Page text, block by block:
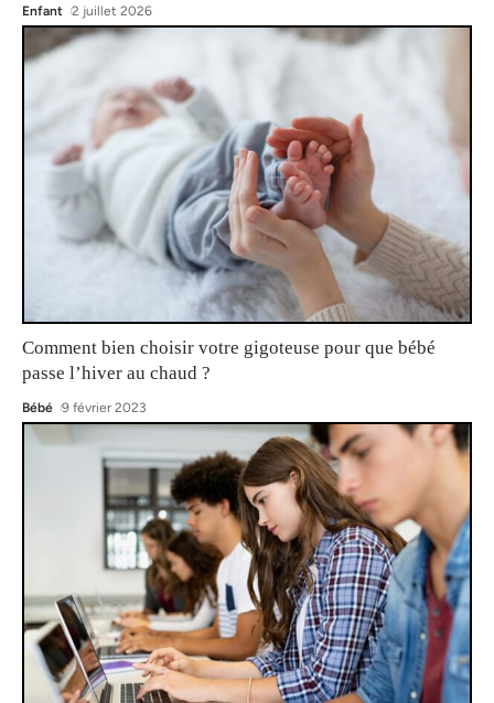
Enfant 2 juillet 2026
Comment bien choisir votre gigoteuse pour que bébé
passe l’hiver au chaud ?
Bébé 9 février 2023